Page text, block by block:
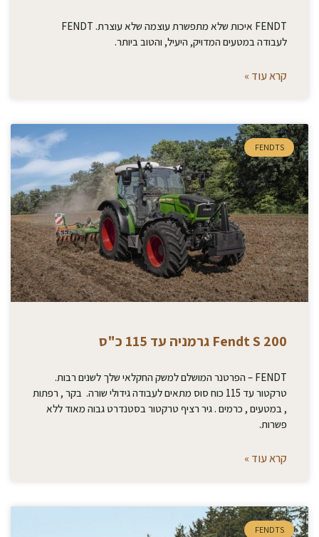
FENDT איכות שלא מתפשרת עוצמה שלא עוצרת. FENDT
לעבודה במטעים המדויק, היעיל, והטוב ביותר.
קרא עוד »
FENDTS
Fendt S 200 גרמניה עד 115 כ"ס
FENDT – הפרטנר המושלם למשק החקלאי שלך לשנים רבות.
טרקטור עד 115 כוח סוס מתאים לעבודה גידולי שורה. בקר , רפתות
, במטעים , כרמים . גיר רציף טרקטור בסטנדרט גבוה מאוד ללא
פשרות.
קרא עוד »
FENDTS